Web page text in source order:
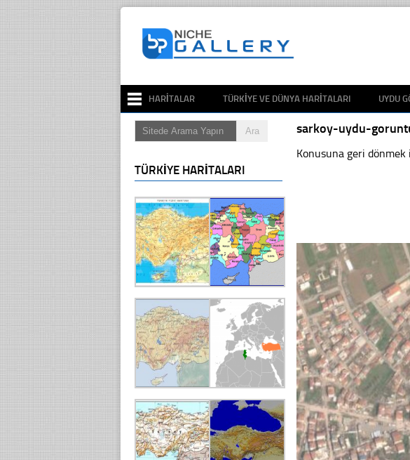
HARITALAR TÜRKIYE VE DÜNYA HARITALARI UYDU
sarkoy-uydu-
Konusuna geri dönmek
TÜRKIYE HARITALARI